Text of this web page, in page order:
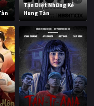
Tận Diệt Những Kẻ
Hung Tàn